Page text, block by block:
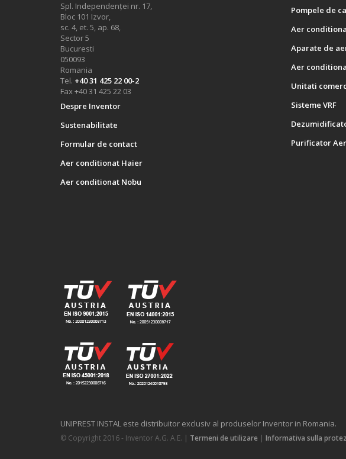
Spl. Independenței nr. 17,
Bloc 101 Izvor,
sc. 4, et. 5, ap. 68,
Sector 5
Bucuresti
050093
Romania
Tel. +40 31 425 22 00-2
Fax +40 31 425 22 03
Despre Inventor
Sustenabilitate
Formular de contact
Aer conditionat Haier
Aer conditionat Nobu
Pompele de
Aer
Aparate de
Aer
Unitati
Sisteme VRF
Purificator Aer
UNIPREST INSTAL este distribuitor exclusiv al produselor Inventor in Romania.
© Copyright 2016 - Inventor A.G. Α.Ε. | Termeni de utilizare | Informativa sulla